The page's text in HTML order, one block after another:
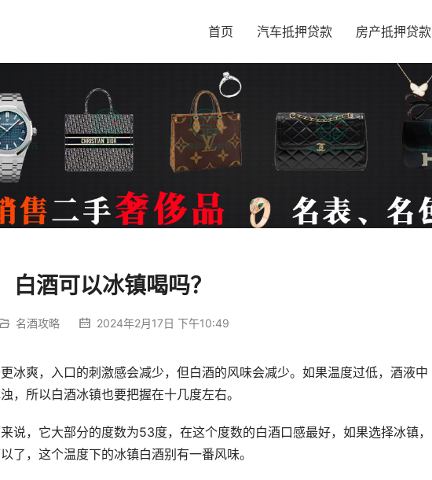
首页 汽车抵押贷款 房产抵押贷款
白酒可以冰镇喝吗？
名酒攻略 2024年2月17日 下午10:49
冰爽，入口的刺激感会减少，但白酒的风味会减少。如果温度过低，酒液中
，所以白酒冰镇也要把握在十几度左右。
说，它大部分的度数为53度，在这个度数的白酒口感最好，如果选择冰镇，
了，这个温度下的冰镇白酒别有一番风味。